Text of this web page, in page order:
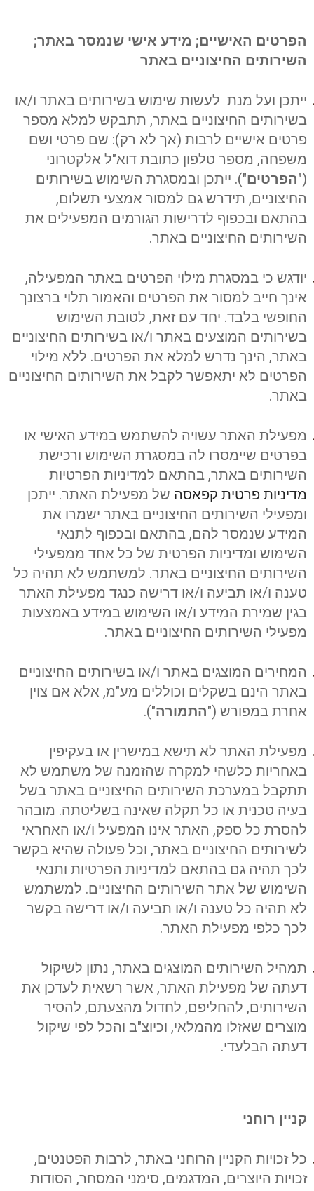
הפרטים האישיים; מידע אישי שנמסר באתר;
השירותים החיצוניים באתר
ייתכן ועל מנת לעשות שימוש בשירותים באתר ו/או
בשירותים החיצוניים באתר, תתבקש למלא מספר
פרטים אישיים לרבות (אך לא רק): שם פרטי ושם
משפחה, מספר טלפון כתובת דוא"ל אלקטרוני
("הפרטים"). ייתכן ובמסגרת השימוש בשירותים
החיצוניים, תידרש גם למסור אמצעי תשלום,
בהתאם ובכפוף לדרישות הגורמים המפעילים את
השירותים החיצוניים באתר.
יודגש כי במסגרת מילוי הפרטים באתר המפעילה,
אינך חייב למסור את הפרטים והאמור תלוי ברצונך
החופשי בלבד. יחד עם זאת, לטובת השימוש
בשירותים המוצעים באתר ו/או בשירותים החיצוניים
באתר, הינך נדרש למלא את הפרטים. ללא מילוי
הפרטים לא יתאפשר לקבל את השירותים החיצוניים
באתר.
מפעילת האתר עשויה להשתמש במידע האישי או
בפרטים שיימסרו לה במסגרת השימוש ורכישת
השירותים באתר, בהתאם למדיניות הפרטיות
מדיניות פרטית קפאסה של מפעילת האתר. ייתכן
ומפעילי השירותים החיצוניים באתר ישמרו את
המידע שנמסר להם, בהתאם ובכפוף לתנאי
השימוש ומדיניות הפרטית של כל אחד ממפעילי
השירותים החיצוניים באתר. למשתמש לא תהיה כל
טענה ו/או תביעה ו/או דרישה כנגד מפעילת האתר
בגין שמירת המידע ו/או השימוש במידע באמצעות
מפעילי השירותים החיצוניים באתר.
המחירים המוצגים באתר ו/או בשירותים החיצוניים
באתר הינם בשקלים וכוללים מע"מ, אלא אם צוין
אחרת במפורש ("התמורה").
מפעילת האתר לא תישא במישרין או בעקיפין
באחריות כלשהי למקרה שהזמנה של משתמש לא
תתקבל במערכת השירותים החיצוניים באתר בשל
בעיה טכנית או כל תקלה שאינה בשליטתה. מובהר
להסרת כל ספק, האתר אינו המפעיל ו/או האחראי
לשירותים החיצוניים באתר, וכל פעולה שהיא בקשר
לכך תהיה גם בהתאם למדיניות הפרטיות ותנאי
השימוש של אתר השירותים החיצוניים. למשתמש
לא תהיה כל טענה ו/או תביעה ו/או דרישה בקשר
לכך כלפי מפעילת האתר.
תמהיל השירותים המוצגים באתר, נתון לשיקול
דעתה של מפעילת האתר, אשר רשאית לעדכן את
השירותים, להחליפם, לחדול מהצעתם, להסיר
מוצרים שאזלו מהמלאי, וכיוצ"ב והכל לפי שיקול
דעתה הבלעדי.
קניין רוחני
כל זכויות הקניין הרוחני באתר, לרבות הפטנטים,
זכויות היוצרים, המדגמים, סימני המסחר, הסודות